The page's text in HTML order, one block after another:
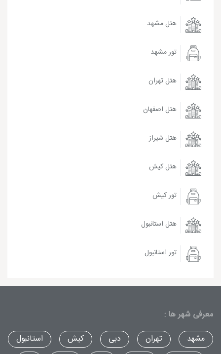
هتل مشهد
تور مشهد
هتل تهران
هتل اصفهان
هتل شیراز
هتل کیش
تور کیش
هتل استانبول
تور استانبول
معرفی شهر ها :
مشهد
تهران دبی کیش
استانبول